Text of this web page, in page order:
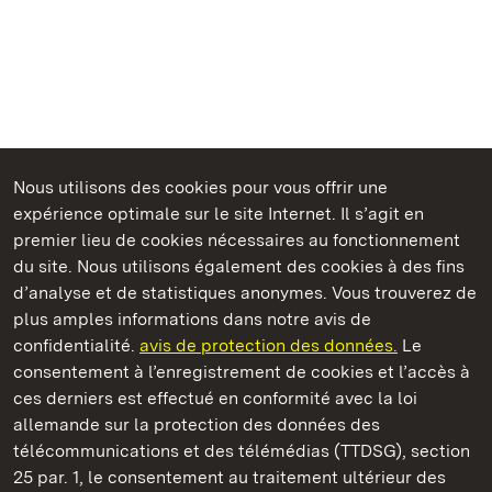
Nous utilisons des cookies pour vous offrir une
expérience optimale sur le site Internet. Il s’agit en
premier lieu de cookies nécessaires au fonctionnement
du site. Nous utilisons également des cookies à des fins
d’analyse et de statistiques anonymes. Vous trouverez de
plus amples informations dans notre avis de
confidentialité. avis de protection des données. Le
consentement à l’enregistrement de cookies et l’accès à
ces derniers est effectué en conformité avec la loi
allemande sur la protection des données des
télécommunications et des télémédias (TTDSG), section
25 par. 1, le consentement au traitement ultérieur des
Châteaux et jardins publics du Bade-Wurtemberg
Château résidentiel de Ludwigsburg
Châteaux et jardins publics du Bade-Wurtemberg
Contact et informationsFAQ et réponsesMentions légales
Protection des données
Explications sur l’accessibilité